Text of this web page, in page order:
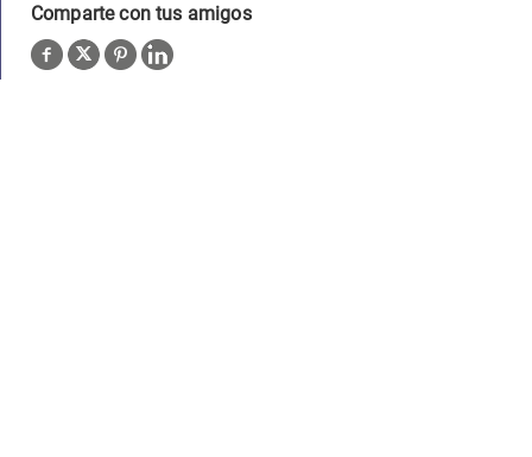
Comparte con tus amigos